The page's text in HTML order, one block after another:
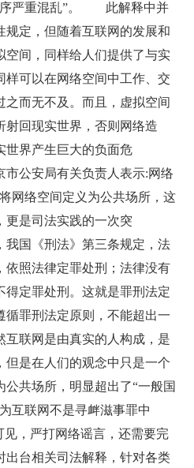
序严重混乱”。 此解释中并
规定，但随着互联网的发展和
空间，同样给人们提供了与实
样可以在网络空间中工作、交
而无不及。而且，虚拟空间
射回现实世界，否则网络造
世界产生巨大的负面危
公安局有关负责人表示:网络
网络空间定义为公共场所，这
更是司法实践的一次突
国《刑法》第三条规定，法
依照法律定罪处刑；法律没有
得定罪处刑。这就是罪刑法定
循罪刑法定原则，不能超出一
互联网是由真实的人构成，是
但是在人们的观念中只是一个
共场所，明显超出了“一般国
互联网不是寻衅滋事罪中
，严打网络谣言，还需要完
出台相关司法解释，针对各类